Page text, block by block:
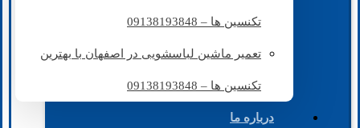
تکنسین ها – 09138193848
تعمیر ماشین لباسشویی در اصفهان با بهترین
تکنسین ها – 09138193848
درباره ما